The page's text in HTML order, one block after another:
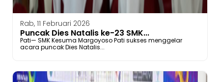
Rab, 11 Februari 2026
Puncak Dies Natalis ke-23 SMK...
Pati— SMK Kesuma Margoyoso Pati sukses menggelar
acara puncak Dies Natalis...